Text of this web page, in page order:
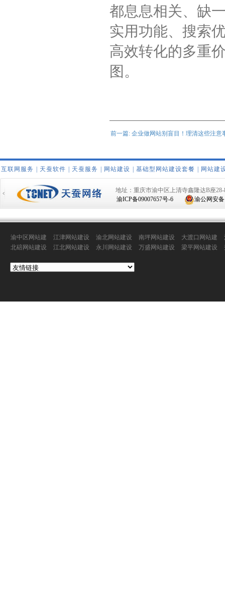
都息息相关、缺
实用功能、搜索
高效转化的多重
图。
前一篇: 企业做网站别盲目！理清这些注意
互联网服务 天蚕软件 天蚕服务 网站建设 基础型网站建设套餐 网站建
地址：重庆市渝中区上清寺鑫隆达B座28-
渝ICP备09007657号-6
渝公网安备
渝中区网站建
设
江津网站建设 渝北网站建设 南坪网站建设
大渡口网站建
设
北碚网站建设 江北网站建设 永川网站建设 万盛网站建设 梁平网站建设